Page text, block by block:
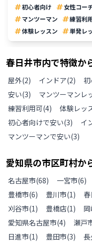
初心者向け
女性コー
マンツーマン
練習利
体験レッスン
単発レ
春日井市内で特徴か
屋外(2) インドア(2)
安い(3) マンツーマンレ
練習利用可(4) 体験レッ
初心者向けで安い(3) イ
マンツーマンで安い(3)
愛知県の市区町村か
名古屋市(68) 一宮市(6)
豊橋市(6) 豊川市(1)
刈谷市(1) 豊橋店(1)
愛知県名古屋市(4) 瀬戸
日進市(1) 豊田市(3)